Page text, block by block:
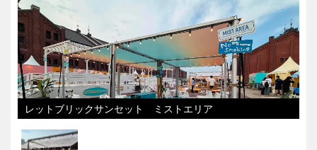
レットブリックサンセット ミストエリア